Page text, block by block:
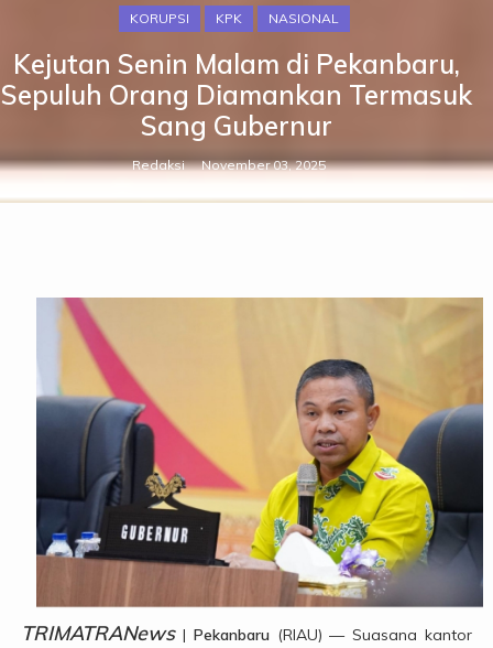
KORUPSI KPK NASIONAL
Kejutan Senin Malam di Pekanbaru,
Sepuluh Orang Diamankan Termasuk
Sang Gubernur
Redaksi November 03, 2025
TRIMATRANews| Pekanbaru (RIAU) — Suasana kantor